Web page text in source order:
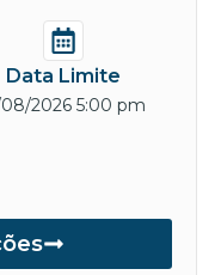
Data Limite
08/2026 5:00 pm